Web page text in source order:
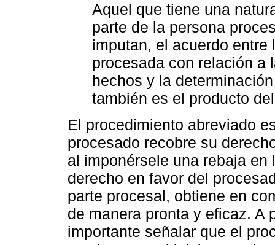
Aquel que tiene una
parte de la persona
imputan, el acuerdo
procesada con relación a
hechos y la
también es el producto
El procedimiento abreviado
procesado recobre su
al imponérsele una rebaja
derecho en favor del
parte procesal, obtiene en
de manera pronta y eficaz. A
importante señalar que el